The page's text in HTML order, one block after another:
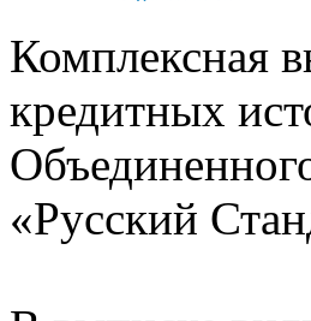
Комплексная
кредитных
«Русский